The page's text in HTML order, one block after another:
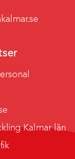
Kalmar län